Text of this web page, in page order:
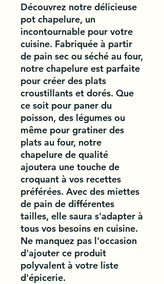
Découvrez notre délicieuse
pot chapelure, un
incontournable pour votre
cuisine. Fabriquée à partir
de pain sec ou séché au four,
notre chapelure est parfaite
pour créer des plats
croustillants et dorés. Que
ce soit pour paner du
poisson, des légumes ou
même pour gratiner des
plats au four, notre
chapelure de qualité
ajoutera une touche de
croquant à vos recettes
préférées. Avec des miettes
de pain de différentes
tailles, elle saura s'adapter à
tous vos besoins en cuisine.
Ne manquez pas l'occasion
d'ajouter ce produit
polyvalent à votre liste
d'épicerie.